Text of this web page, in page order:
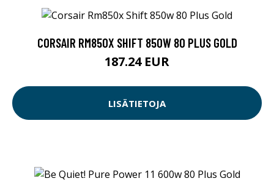
CORSAIR RM850X SHIFT 850W 80 PLUS GOLD
187.24 EUR
LISÄTIETOJA